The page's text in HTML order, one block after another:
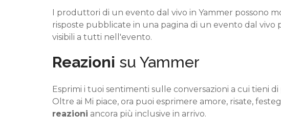
I produttori di un evento dal vivo in Yammer possono
risposte pubblicate in una pagina di un evento dal vivo
visibili a tutti nell'evento.
Reazioni su Yammer
Esprimi i tuoi sentimenti sulle conversazioni a cui tieni di
Oltre ai Mi piace, ora puoi esprimere amore, risate,
reazioni ancora più inclusive in arrivo.